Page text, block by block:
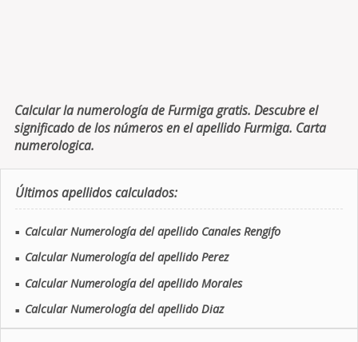
Calcular la numerología de Furmiga gratis. Descubre el
significado de los números en el apellido Furmiga. Carta
numerologica.
Últimos apellidos calculados:
■ Calcular Numerología del apellido Canales Rengifo
■ Calcular Numerología del apellido Perez
■ Calcular Numerología del apellido Morales
■ Calcular Numerología del apellido Diaz